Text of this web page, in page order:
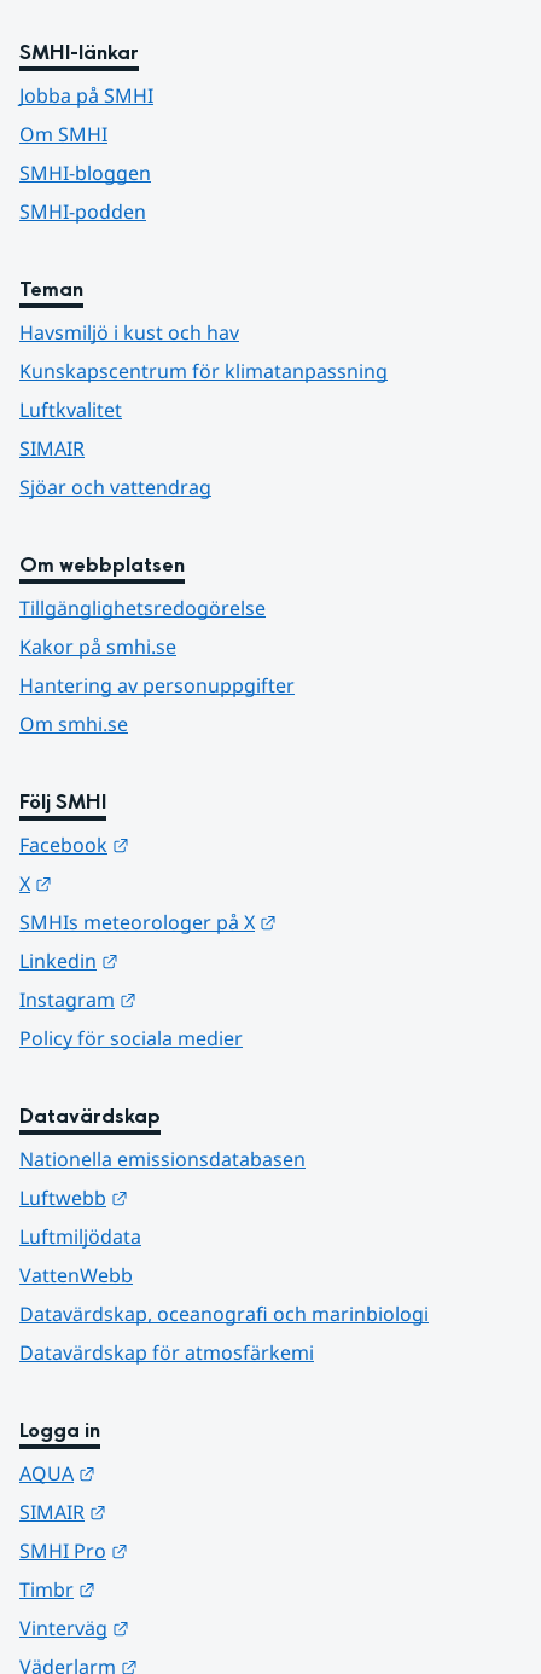
SMHI-länkar
Jobba på SMHI
Om SMHI
SMHI-bloggen
SMHI-podden
Teman
Havsmiljö i kust och hav
Kunskapscentrum för klimatanpassning
Luftkvalitet
SIMAIR
Sjöar och vattendrag
Om webbplatsen
Tillgänglighetsredogörelse
Kakor på smhi.se
Hantering av personuppgifter
Om smhi.se
Följ SMHI
Facebook
X
SMHIs meteorologer på X
Linkedin
Instagram
Policy för sociala medier
Datavärdskap
Nationella emissionsdatabasen
Luftwebb
Luftmiljödata
VattenWebb
Datavärdskap, oceanografi och marinbiologi
Datavärdskap för atmosfärkemi
Logga in
AQUA
SIMAIR
SMHI Pro
Timbr
Vinterväg
Väderlarm